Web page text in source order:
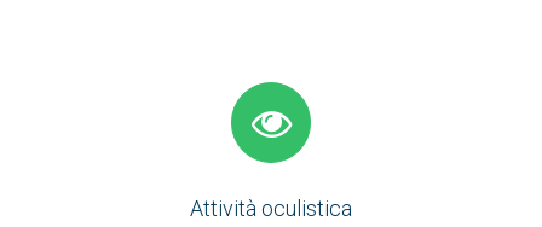
Attività oculistica